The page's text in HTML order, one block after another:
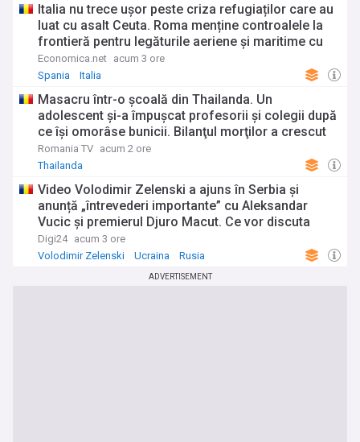
Italia nu trece ușor peste criza refugiaților care au
luat cu asalt Ceuta. Roma menține controalele la
frontieră pentru legăturile aeriene și maritime cu
Spania
Economica.net acum 3 ore
Spania
Italia
Masacru într-o şcoală din Thailanda. Un
adolescent şi-a împuşcat profesorii şi colegii după
ce îşi omorâse bunicii. Bilanţul morţilor a crescut
Romania TV acum 2 ore
Thailanda
Video Volodimir Zelenski a ajuns în Serbia și
anunță „întrevederi importante” cu Aleksandar
Vucic și premierul Djuro Macut. Ce vor discuta
Digi24 acum 3 ore
Volodimir Zelenski
Ucraina Rusia
ADVERTISEMENT